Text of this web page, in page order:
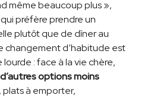
même beaucoup plus »,
préfère prendre un
plutôt que de dîner au
changement d’habitude est
: face à la vie chère,
options moins
à emporter,